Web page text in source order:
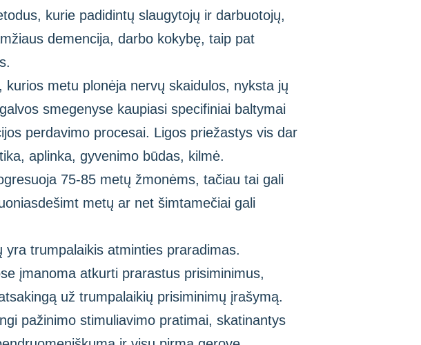
kurie padidintų slaugytojų ir darbuotojų,
demencija, darbo kokybę, taip pat
metu plonėja nervų skaidulos, nyksta jų
smegenyse kaupiasi specifiniai baltymai
perdavimo procesai. Ligos priežastys vis dar
aplinka, gyvenimo būdas, kilmė.
75-85 metų žmonėms, tačiau tai gali
metų ar net šimtamečiai gali
trumpalaikis atminties praradimas.
įmanoma atkurti prarastus prisiminimus,
už trumpalaikių prisiminimų įrašymą.
pažinimo stimuliavimo pratimai, skatinantys